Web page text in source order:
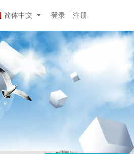
登录 注册
简体中文